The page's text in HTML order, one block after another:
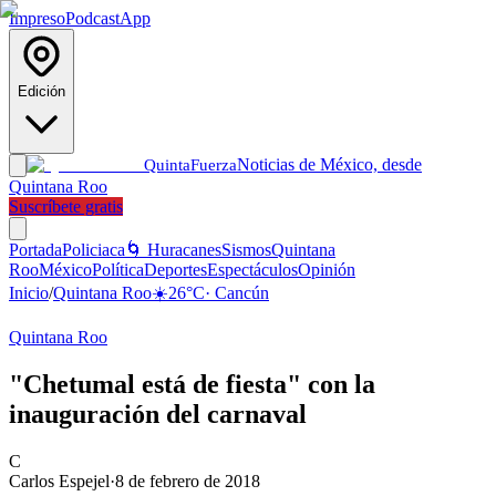
ImpresoPodcastApp
Edición
QuintaFuerzaNoticias de México, desde
Quintana Roo
Suscríbete gratis
PortadaPoliciaca 🌀 HuracanesSismosQuintana
RooMéxicoPolíticaDeportesEspectáculosOpinión
Inicio/Quintana Roo☀️26°C· Cancún
Quintana Roo
"Chetumal está de fiesta" con la
inauguración del carnaval
C
Carlos Espejel·8 de febrero de 2018